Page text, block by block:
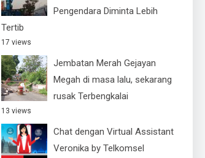
Pengendara Diminta Lebih
Tertib
17 views
Jembatan Merah Gejayan
Megah di masa lalu, sekarang
rusak Terbengkalai
13 views
Chat dengan Virtual Assistant
Veronika by Telkomsel